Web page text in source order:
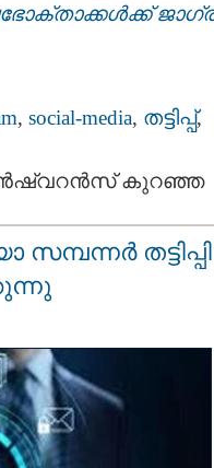
, social-media, തട്ടിപ്പ്‌,
കുറഞ്ഞ
സമ്പന്നർ